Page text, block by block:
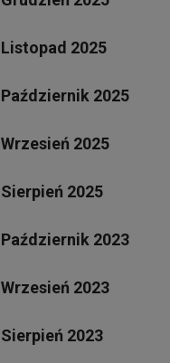
Listopad 2025
Październik 2025
Wrzesień 2025
Sierpień 2025
Październik 2023
Wrzesień 2023
Sierpień 2023